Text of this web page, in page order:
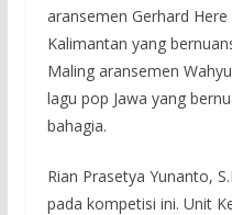
aransemen Gerhard
Kalimantan yang
Maling aransemen
lagu pop Jawa yang
bahagia.
Rian Prasetya Yunanto,
pada kompetisi ini. Unit